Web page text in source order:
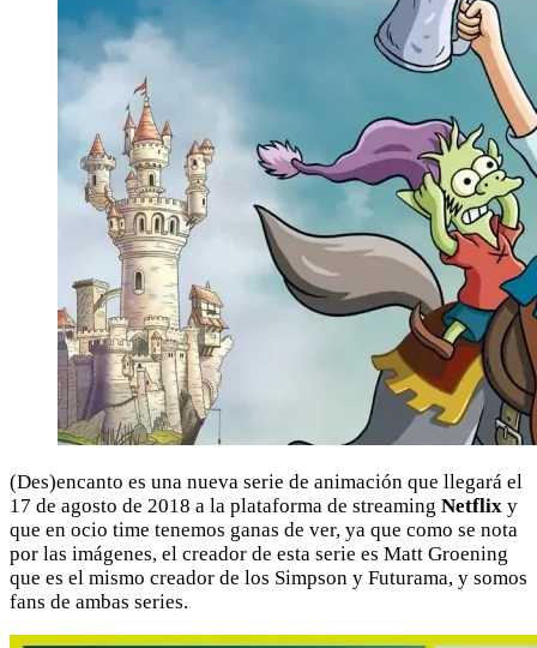
(Des)encanto es una nueva serie de animación que llegará el
17 de agosto de 2018 a la plataforma de streaming Netflix y
que en ocio time tenemos ganas de ver, ya que como se nota
por las imágenes, el creador de esta serie es Matt Groening
que es el mismo creador de los Simpson y Futurama, y somos
fans de ambas series.